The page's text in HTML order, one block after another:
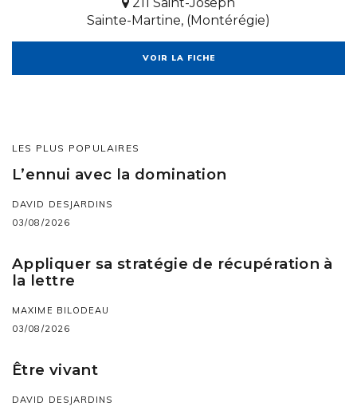
Sainte-Martine, (Montérégie)
VOIR LA FICHE
LES PLUS POPULAIRES
L’ennui avec la domination
DAVID DESJARDINS
03/08/2026
Appliquer sa stratégie de récupération à
la lettre
MAXIME BILODEAU
03/08/2026
Être vivant
DAVID DESJARDINS